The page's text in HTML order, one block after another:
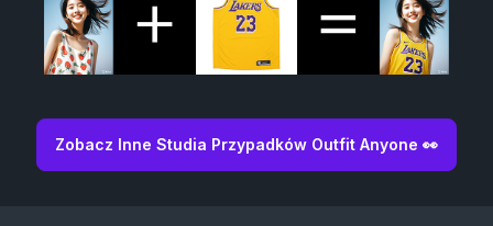
Zobacz Inne Studia Przypadków Outfit Anyone 👀